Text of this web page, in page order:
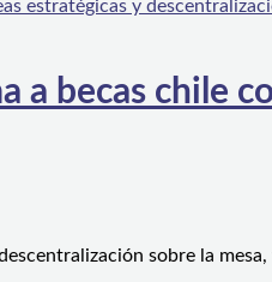
a becas chile
sobre la